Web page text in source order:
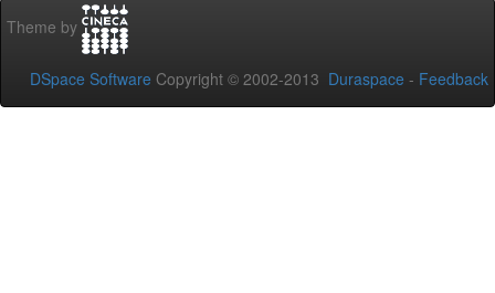
Theme by
DSpace Software Copyright © 2002-2013 Duraspace - Feedback